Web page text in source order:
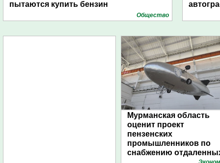
пытаются купить бензин
Общество
Мурманская область
оценит проект
пензенских
промышленников по
снабжению